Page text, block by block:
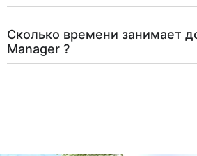
Сколько времени занимает
Manager ?